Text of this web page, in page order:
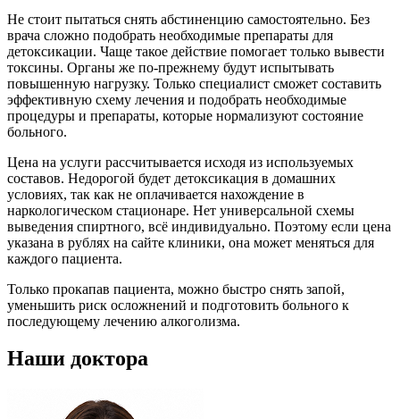
Не стоит пытаться снять абстиненцию самостоятельно. Без
врача сложно подобрать необходимые препараты для
детоксикации. Чаще такое действие помогает только вывести
токсины. Органы же по-прежнему будут испытывать
повышенную нагрузку. Только специалист сможет составить
эффективную схему лечения и подобрать необходимые
процедуры и препараты, которые нормализуют состояние
больного.
Цена на услуги рассчитывается исходя из используемых
составов. Недорогой будет детоксикация в домашних
условиях, так как не оплачивается нахождение в
наркологическом стационаре. Нет универсальной схемы
выведения спиртного, всё индивидуально. Поэтому если цена
указана в рублях на сайте клиники, она может меняться для
каждого пациента.
Только прокапав пациента, можно быстро снять запой,
уменьшить риск осложнений и подготовить больного к
последующему лечению алкоголизма.
Наши доктора